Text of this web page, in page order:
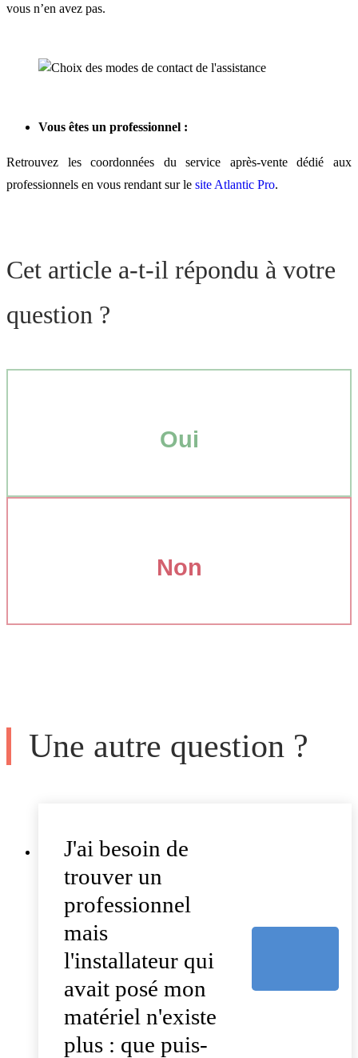
vous n’en avez pas.
Vous êtes un professionnel :
Retrouvez les coordonnées du service après-vente dédié aux
professionnels en vous rendant sur le site Atlantic Pro.
Cet article a-t-il répondu à votre
question ?
Oui
Non
Une autre question ?
J'ai besoin de
trouver un
professionnel
mais
l'installateur qui
avait posé mon
matériel n'existe
plus : que puis-